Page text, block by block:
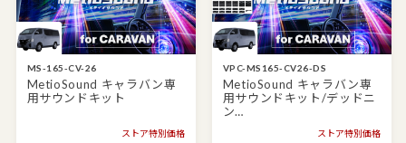
MS-165-CV-26
MetioSound キャラバン専
用サウンドキット
ストア特別価格
VPC-MS165-CV26-DS
MetioSound キャラバン専
用サウンドキット/デッドニ
ン…
ストア特別価格